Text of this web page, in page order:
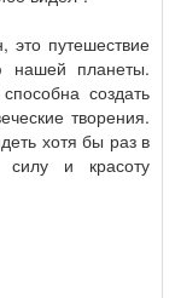
это путешествие
нашей планеты.
создать
творения.
хотя бы раз в
силу и красоту